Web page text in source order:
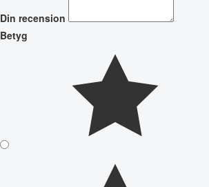
Din recension
Betyg